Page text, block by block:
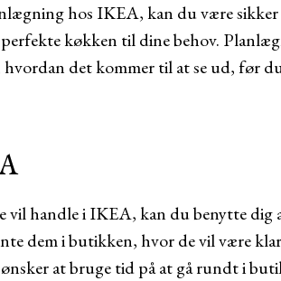
hos IKEA, kan du være
køkken til dine behov.
det kommer til at se ud, før
handle i IKEA, kan du benytte dig
dem i butikken, hvor de vil være
at bruge tid på at gå rundt i